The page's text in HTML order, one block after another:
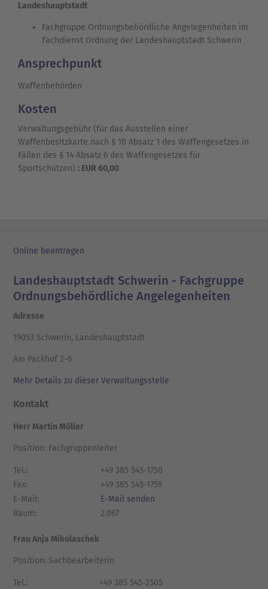
Landeshauptstadt
Fachgruppe Ordnungsbehördliche Angelegenheiten im
Fachdienst Ordnung der Landeshauptstadt Schwerin
Ansprechpunkt
Waffenbehörden
Kosten
Verwaltungsgebühr (für das Ausstellen einer
Waffenbesitzkarte nach § 10 Absatz 1 des Waffengesetzes in
Fällen des § 14 Absatz 6 des Waffengesetzes für
Sportschützen) : EUR 60,00
Online beantragen
Landeshauptstadt Schwerin - Fachgruppe
Ordnungsbehördliche Angelegenheiten
Adresse
19053 Schwerin, Landeshauptstadt
Am Packhof 2-6
Mehr Details zu dieser Verwaltungsstelle
Kontakt
Herr Martin Möller
Position: Fachgruppenleiter
Tel.:
+49 385 545-1750
Fax:
+49 385 545-1759
E-Mail:
E-Mail senden
Raum:
2.067
Frau Anja Mikolaschek
Position: Sachbearbeiterin
Tel.: +49 385 545-2505